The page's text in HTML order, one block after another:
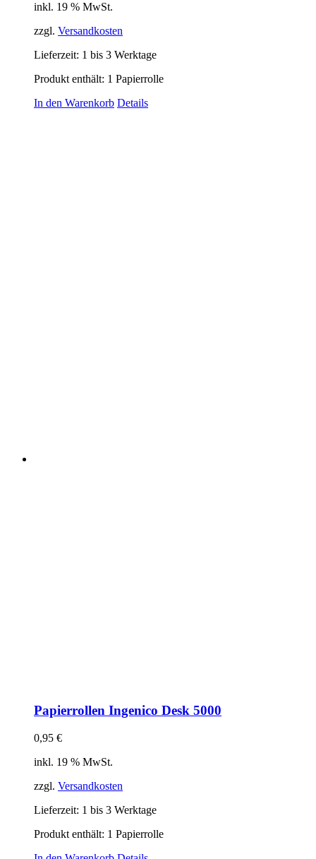
inkl. 19 % MwSt.
zzgl. Versandkosten
Lieferzeit: 1 bis 3 Werktage
Produkt enthält: 1 Papierrolle
In den Warenkorb Details
Papierrollen Ingenico Desk 5000
0,95 €
inkl. 19 % MwSt.
zzgl. Versandkosten
Lieferzeit: 1 bis 3 Werktage
Produkt enthält: 1 Papierrolle